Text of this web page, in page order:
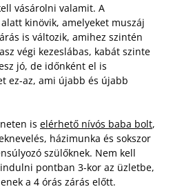
vásárolni valamit. A
kinövik, amelyeket muszáj
is változik, amihez szintén
végi kezeslábas, kabát szinte
jó, de időnként el is
ez-az, ami újabb és újabb
is elérhető nívós baba bolt,
házimunka és sokszor
szülőknek. Nem kell
pontban 3-kor az üzletbe,
a 4 órás zárás előtt.